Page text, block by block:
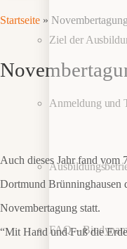
Ziel der
Anmeldung und
FAQ –
Startseite »
Auch dieses Jahr fand vom
Dortmund Brünninghausen
Novembertagung statt.
“Mit Hand und Fuß die